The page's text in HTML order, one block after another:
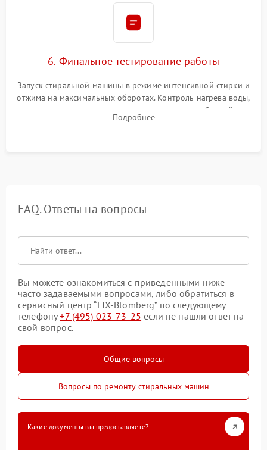
6. Финальное тестирование работы
Запуск стиральной машины в режиме интенсивной стирки и
отжима на максимальных оборотах. Контроль нагрева воды,
корректности слива, отсутствия излишних вибраций,
посторонних стуков и протечек под корпусом.
Подробнее
FAQ. Ответы на вопросы
Вы можете ознакомиться с приведенными ниже
часто задаваемыми вопросами, либо обратиться в
сервисный центр “FIX-Blomberg” по следующему
телефону+7 (495) 023-73-25 если не нашли ответ на
свой вопрос.
Общие вопросы
Вопросы по ремонту стиральных машин
Какие документы вы предоставляете?